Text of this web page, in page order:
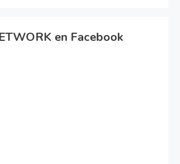
en Facebook